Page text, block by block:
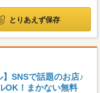
とりあえず保存
】SNSで話題のお店♪
OK！まかない無料